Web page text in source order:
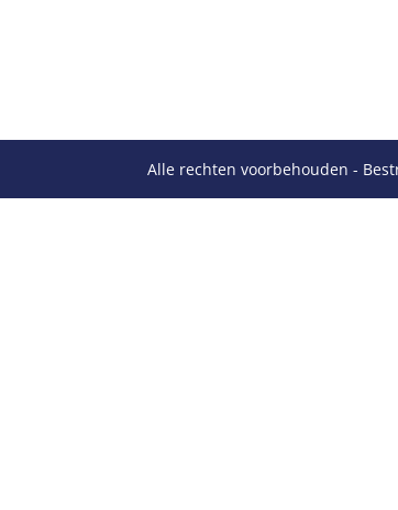
Alle rechten voorbehouden -